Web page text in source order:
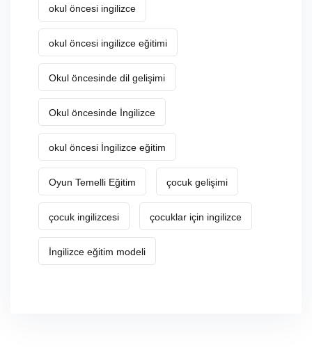
okul öncesi ingilizce
okul öncesi ingilizce eğitimi
Okul öncesinde dil gelişimi
Okul öncesinde İngilizce
okul öncesi İngilizce eğitim
Oyun Temelli Eğitim çocuk gelişimi
çocuk ingilizcesi çocuklar için ingilizce
İngilizce eğitim modeli